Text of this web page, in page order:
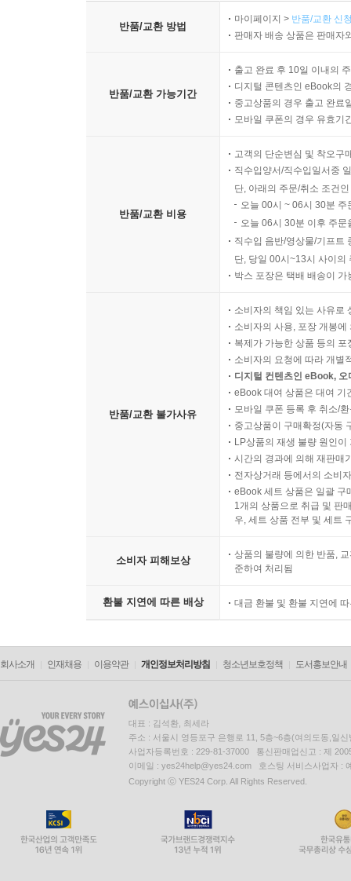
반품/교환 방법
마이페이지 > 반품/교환 신
판매자 배송 상품은 판매자
반품/교환 가능기간
출고 완료 후 10일 이내의
디지털 콘텐츠인 eBook의
중고상품의 경우 출고 완료
모바일 쿠폰의 경우 유효기
반품/교환 비용
고객의 단순변심 및 착오구
직수입양서/직수입일서중
단, 아래의 주문/취소 조건
오늘 00시 ~ 06시 30분
오늘 06시 30분 이후 주
직수입 음반/영상물/기프트
단, 당일 00시~13시 사이의
박스 포장은 택배 배송이
반품/교환 불가사유
소비자의 책임 있는 사유로
소비자의 사용, 포장 개봉
복제가 가능한 상품 등의
소비자의 요청에 따라 개별
디지털 컨텐츠인 eBook,
eBook 대여 상품은 대여 기
모바일 쿠폰 등록 후 취소/
중고상품이 구매확정(자동
LP상품의 재생 불량 원인
시간의 경과에 의해 재판매
전자상거래 등에서의 소비
eBook 세트 상품은 일괄 구
1개의 상품으로 취급 및 판
우, 세트 상품 전부 및 세트
소비자 피해보상
상품의 불량에 의한 반품,
준하여 처리됨
환불 지연에 따른 배상 대금 환불 및 환불 지연에
회사소개 인재채용 이용약관 개인정보처리방침 청소년보호정책 도서홍보안내
대표 : 김석환, 최세라
주소 : 서울시 영등포구 은행로 11, 5층~6층(여의도동,일신
사업자등록번호 : 229-81-37000 통신판매업신고 : 제
이메일 : yes24help@yes24.com 호스팅 서비스사업자 :
Copyright ⓒ YES24 Corp. All Rights Reserved.